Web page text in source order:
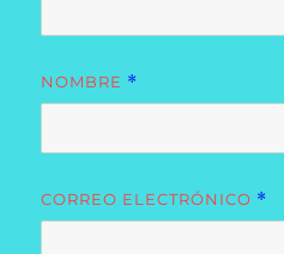
NOMBRE *
CORREO ELECTRÓNICO *